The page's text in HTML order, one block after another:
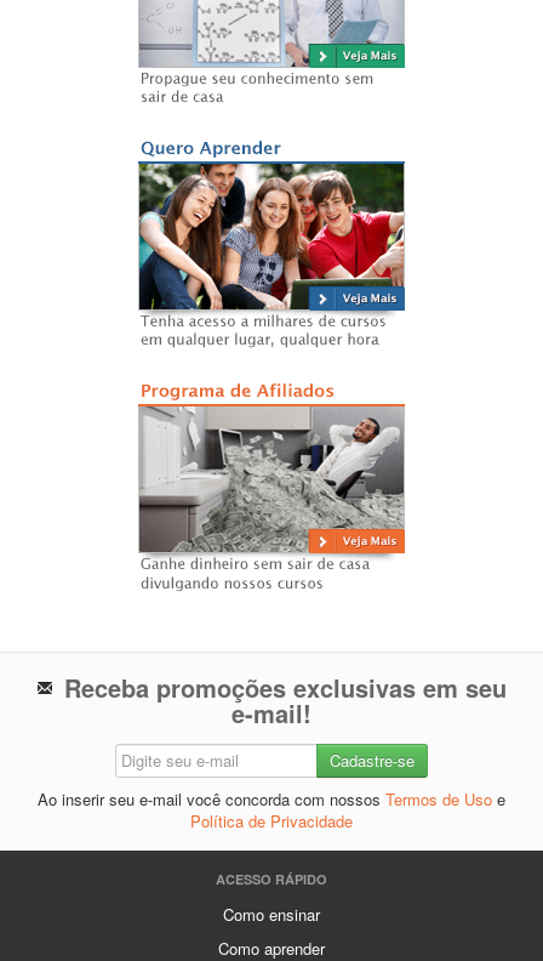
Receba promoções exclusivas em seu
e-mail!
Ao inserir seu e-mail você concorda com nossos Termos de Uso e
Política de Privacidade
ACESSO RÁPIDO
Como ensinar
Como aprender